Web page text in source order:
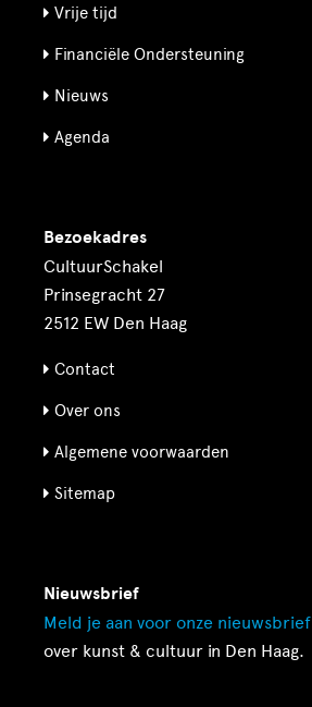
Vrije tijd
Financiële Ondersteuning
Nieuws
Agenda
Bezoekadres
CultuurSchakel
Prinsegracht 27
2512 EW Den Haag
Contact
Over ons
Algemene voorwaarden
Sitemap
Nieuwsbrief
Meld je aan voor onze nieuwsbrief
over kunst & cultuur in Den Haag.